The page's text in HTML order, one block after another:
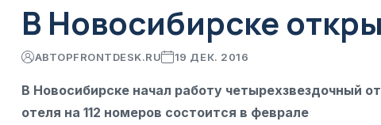
В Новосибирске
АВТОРFRONTDESK.RU 19 ДЕК. 2016
В Новосибирске начал работу четырехзвездочный
отеля на 112 номеров состоится в феврале